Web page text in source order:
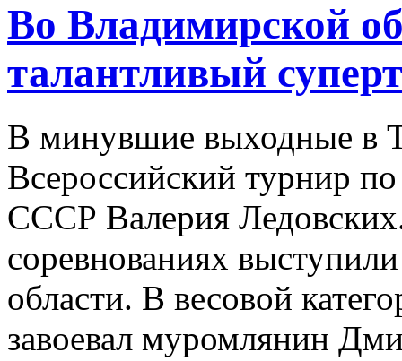
Во Владимирской
талантливый
В минувшие выходные в
Всероссийский турнир
СССР Валерия
соревнованиях
области. В весовой
завоевал муромлянин